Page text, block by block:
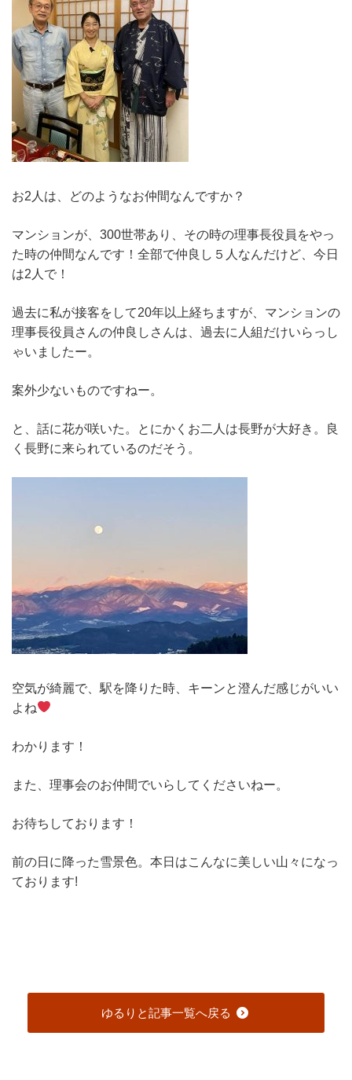
お2人は、どのようなお仲間なんですか？
マンションが、300世帯あり、その時の理事長役員をやっ
た時の仲間なんです！全部で仲良し５人なんだけど、今日
は2人で！
過去に私が接客をして20年以上経ちますが、マンションの
理事長役員さんの仲良しさんは、過去に人組だけいらっし
ゃいましたー。
案外少ないものですねー。
と、話に花が咲いた。とにかくお二人は長野が大好き。良
く長野に来られているのだそう。
空気が綺麗で、駅を降りた時、キーンと澄んだ感じがいい
よね
わかります！
また、理事会のお仲間でいらしてくださいねー。
お待ちしております！
前の日に降った雪景色。本日はこんなに美しい山々になっ
ております!
ゆるりと記事一覧へ戻る